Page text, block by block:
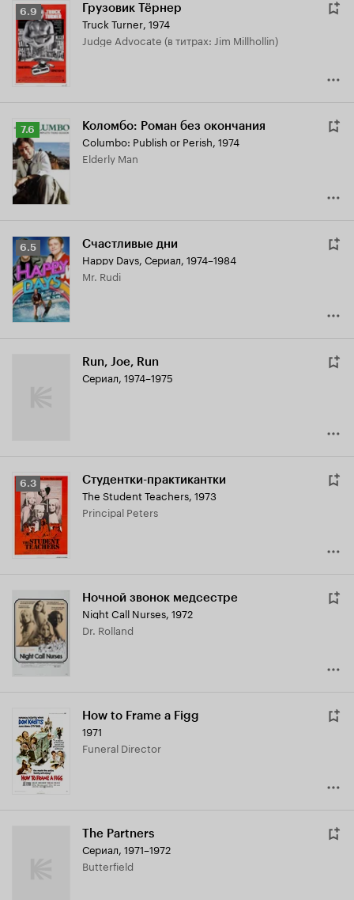
Рейтинг
Кинопоиска
6.9
6.9 Грузовик Тёрнер
Truck Turner, 1974
Judge Advocate (в титрах: Jim Millhollin)
Рейтинг
Кинопоиска
7.6
7.6 Коломбо: Роман без окончания
Columbo: Publish or Perish, 1974
Elderly Man
Рейтинг
Кинопоиска
6.5
6.5 Счастливые дни
Happy Days, Сериал, 1974–1984
Mr. Rudi
Run, Joe, Run
Сериал, 1974–1975
Рейтинг
Кинопоиска
6.3
6.3 Студентки-практикантки
The Student Teachers, 1973
Principal Peters
Ночной звонок медсестре
Night Call Nurses, 1972
Dr. Rolland
How to Frame a Figg
1971
Funeral Director
The Partners
Сериал, 1971–1972
Butterfield